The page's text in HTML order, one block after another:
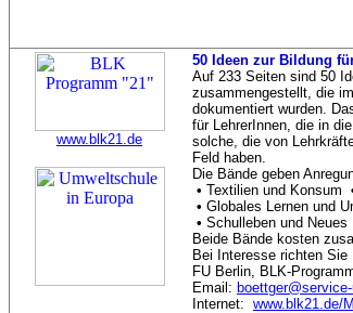
www.blk21.de
50 Ideen zur Bildung
Auf 233 Seiten sind 50
zusammengestellt, die
dokumentiert wurden.
für LehrerInnen, die in
solche, die von
Feld haben.
Die Bände geben
• Textilien und Konsum
• Globales Lernen und
• Schulleben und Neues
Beide Bände kosten
Bei Interesse richten Sie
FU Berlin, BLK-
Email:
Internet: www.blk21.de/